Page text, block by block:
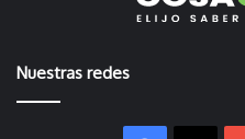
Nuestras redes